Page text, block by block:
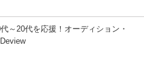
～20代を応援！オーディション・